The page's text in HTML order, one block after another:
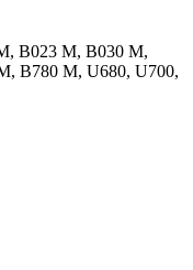
B023 M, B030 M,
B780 M, U680, U700,